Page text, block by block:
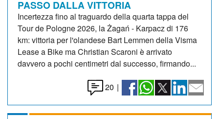
PASSO DALLA VITTORIA
Incertezza fino al traguardo della quarta tappa del
Tour de Pologne 2026, la Żagań - Karpacz di 176
km: vittoria per l'olandese Bart Lemmen della Visma
Lease a Bike ma Christian Scaroni è arrivato
davvero a pochi centimetri dal successo, firmando...
20 |